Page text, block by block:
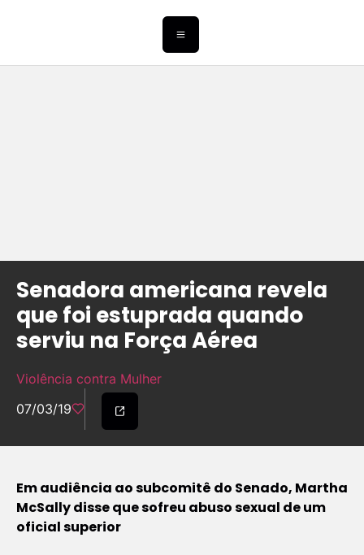
Senadora americana revela
que foi estuprada quando
serviu na Força Aérea
Violência contra Mulher
07/03/19
Em audiência ao subcomitê do Senado, Martha
McSally disse que sofreu abuso sexual de um
oficial superior